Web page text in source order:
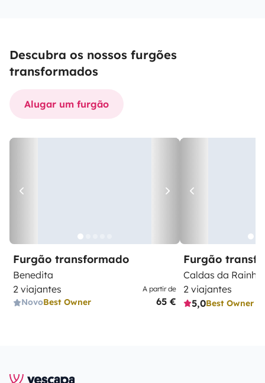
Descubra os nossos furgões
transformados
Alugar um furgão
Furgão transformado
Benedita
2 viajantes
NovoBest Owner
A partir de
65 €
Furgão
Caldas da Rainha
2 viajantes
5,0Best Owner